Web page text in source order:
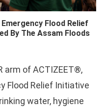
Flood Relief
By The Assam Floods
arm of ACTIZEET®,
Flood Relief Initiative
water, hygiene